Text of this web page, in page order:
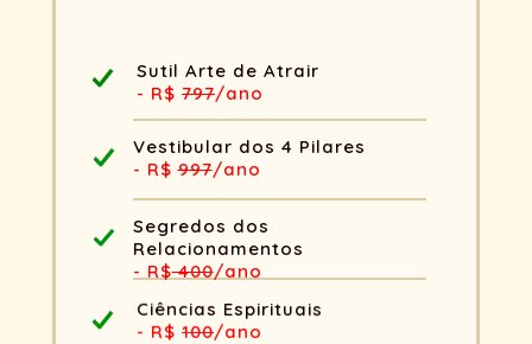
Sutil Arte de Atrair
- R$ 797/ano
Vestibular dos 4 Pilares
- R$ 997/ano
Segredos dos
Relacionamentos
- R$ 400/ano
Ciências Espirituais
- R$ 100/ano